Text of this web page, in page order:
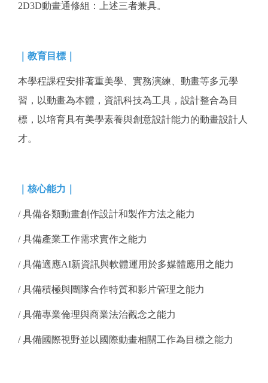
2D3D動畫通修組：上述三者兼具。
｜教育目標｜
本學程課程安排著重美學、實務演練、動畫等多元學
習，以動畫為本體，資訊科技為工具，設計整合為目
標，以培育具有美學素養與創意設計能力的動畫設計人
才。
｜核心能力｜
/ 具備各類動畫創作設計和製作方法之能力
/ 具備產業工作需求實作之能力
/ 具備適應AI新資訊與軟體運用於多媒體應用之能力
/ 具備積極與團隊合作特質和影片管理之能力
/ 具備專業倫理與商業法治觀念之能力
/ 具備國際視野並以國際動畫相關工作為目標之能力